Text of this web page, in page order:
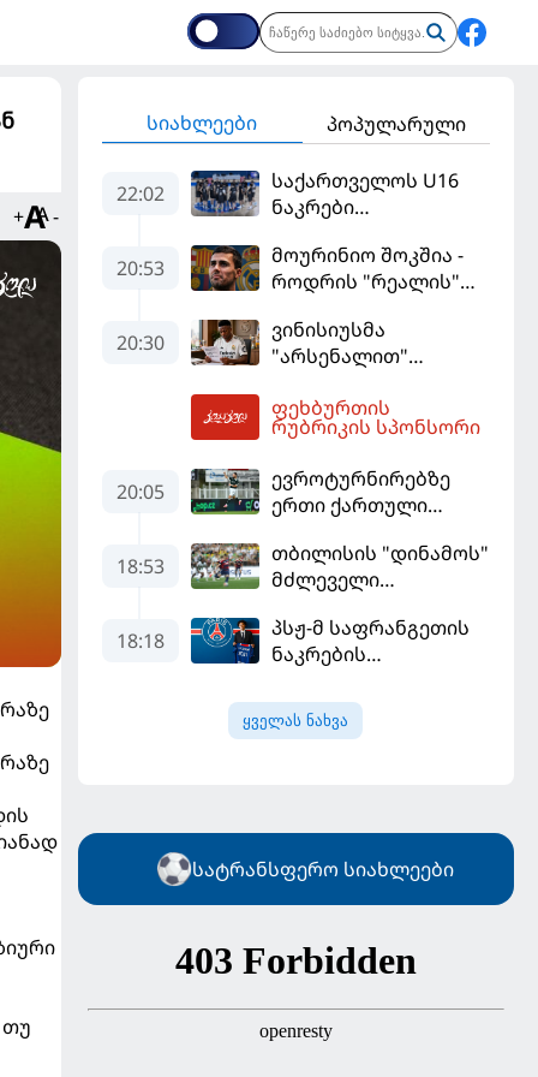
+ -
თუ
სიახლეები პოპულარული
22:02
საქართველოს U16
ნაკრები
ფინალურ ეტაპზე – A
დივიზიონში
20:53
მოურინიო შოკშია -
როდრის "რეალის"
და "ბარსელონაში"
გადადის
20:30
ვინისიუსმა
"არსენალით"
გამოიყენა და
"რეალთან"
მომგებიანად
გააგრძელა
ფეხბურთის
რუბრიკის სპონსორი
20:05
ევროტურნირებზე
ერთი ქართული
18:53
თბილისის "დინამოს"
მძლეველი
"ჰაიდუკთან"
განადგურდა
18:18
პსჟ-მ საფრანგეთის
ნაკრების
დაიმატა
ყველას ნახვა
სატრანსფერო სიახლეები